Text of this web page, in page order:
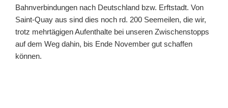
Bahnverbindungen nach Deutschland bzw. Erftstadt. Von
Saint-Quay aus sind dies noch rd. 200 Seemeilen, die wir,
trotz mehrtägigen Aufenthalte bei unseren Zwischenstopps
auf dem Weg dahin, bis Ende November gut schaffen
können.